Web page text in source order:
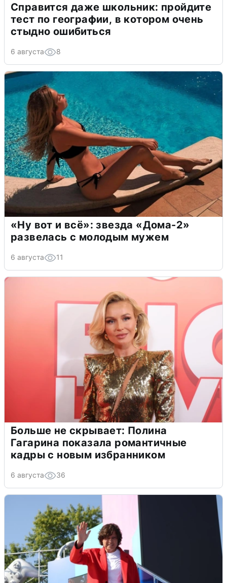
Справится даже школьник: пройдите
тест по географии, в котором очень
стыдно ошибиться
6 августа 8
«Ну вот и всё»: звезда «Дома-2»
развелась с молодым мужем
6 августа 11
Больше не скрывает: Полина
Гагарина показала романтичные
кадры с новым избранником
6 августа 36